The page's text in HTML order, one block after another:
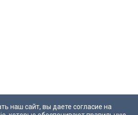
наш сайт, вы даете согласие на